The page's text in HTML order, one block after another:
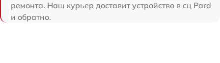
ремонта. Наш курьер доставит устройство в сц Pard
и обратно.